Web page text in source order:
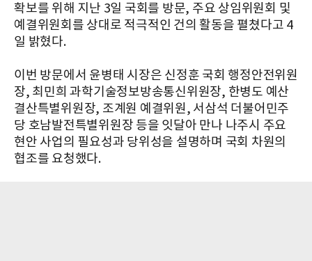
확보를 위해 지난 3일 국회를 방문, 주요 상임위원회 및
예결위원회를 상대로 적극적인 건의 활동을 펼쳤다고 4
일 밝혔다.
이번 방문에서 윤병태 시장은 신정훈 국회 행정안전위원
장, 최민희 과학기술정보방송통신위원장, 한병도 예산
결산특별위원장, 조계원 예결위원, 서삼석 더불어민주
당 호남발전특별위원장 등을 잇달아 만나 나주시 주요
현안 사업의 필요성과 당위성을 설명하며 국회 차원의
협조를 요청했다.